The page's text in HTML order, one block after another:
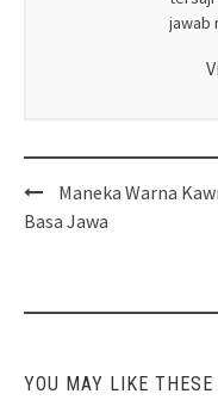
jawab
Post
navigation
Maneka Warna
Basa Jawa
YOU MAY LIKE THESE